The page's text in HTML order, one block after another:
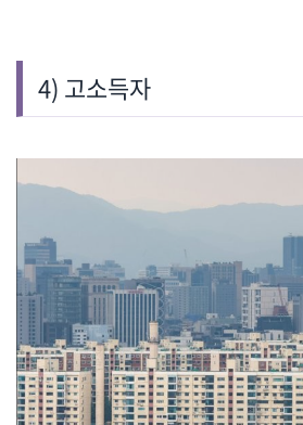
4) 고소득자